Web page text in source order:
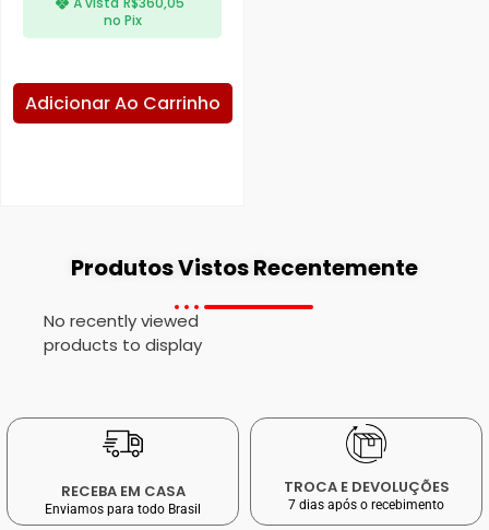
no Pix
Adicionar Ao Carrinho
Produtos Vistos Recentemente
No recently viewed
products to display
RECEBA EM CASA
Enviamos para todo Brasil
TROCA E DEVOLUÇÕES
7 dias após o recebimento